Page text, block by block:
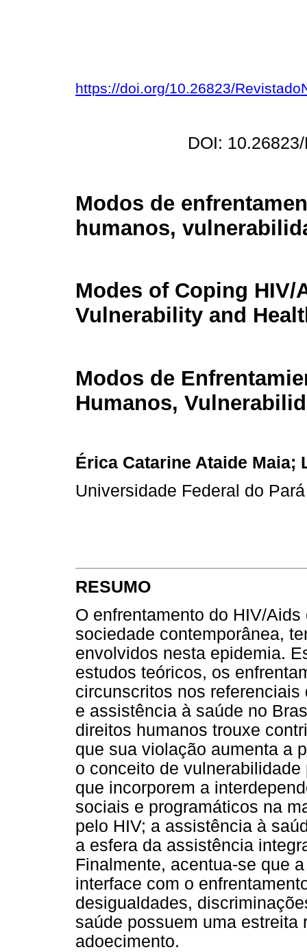
https://doi.org/10.26823/
DOI:
Modos de
humanos,
Modes of Coping HIV/
Vulnerability and
Modos de
Humanos,
Érica Catarine Ataide Maia;
Universidade Federal do Pará
RESUMO
O enfrentamento do HIV/
sociedade contemporânea,
envolvidos nesta epidemia.
estudos teóricos, os
circunscritos nos
e assistência à saúde no
direitos humanos trouxe
que sua violação aumenta a
o conceito de
que incorporem a
sociais e programáticos na
pelo HIV; a assistência à
a esfera da assistência
Finalmente, acentua-se que
interface com o
desigualdades,
saúde possuem uma
adoecimento.